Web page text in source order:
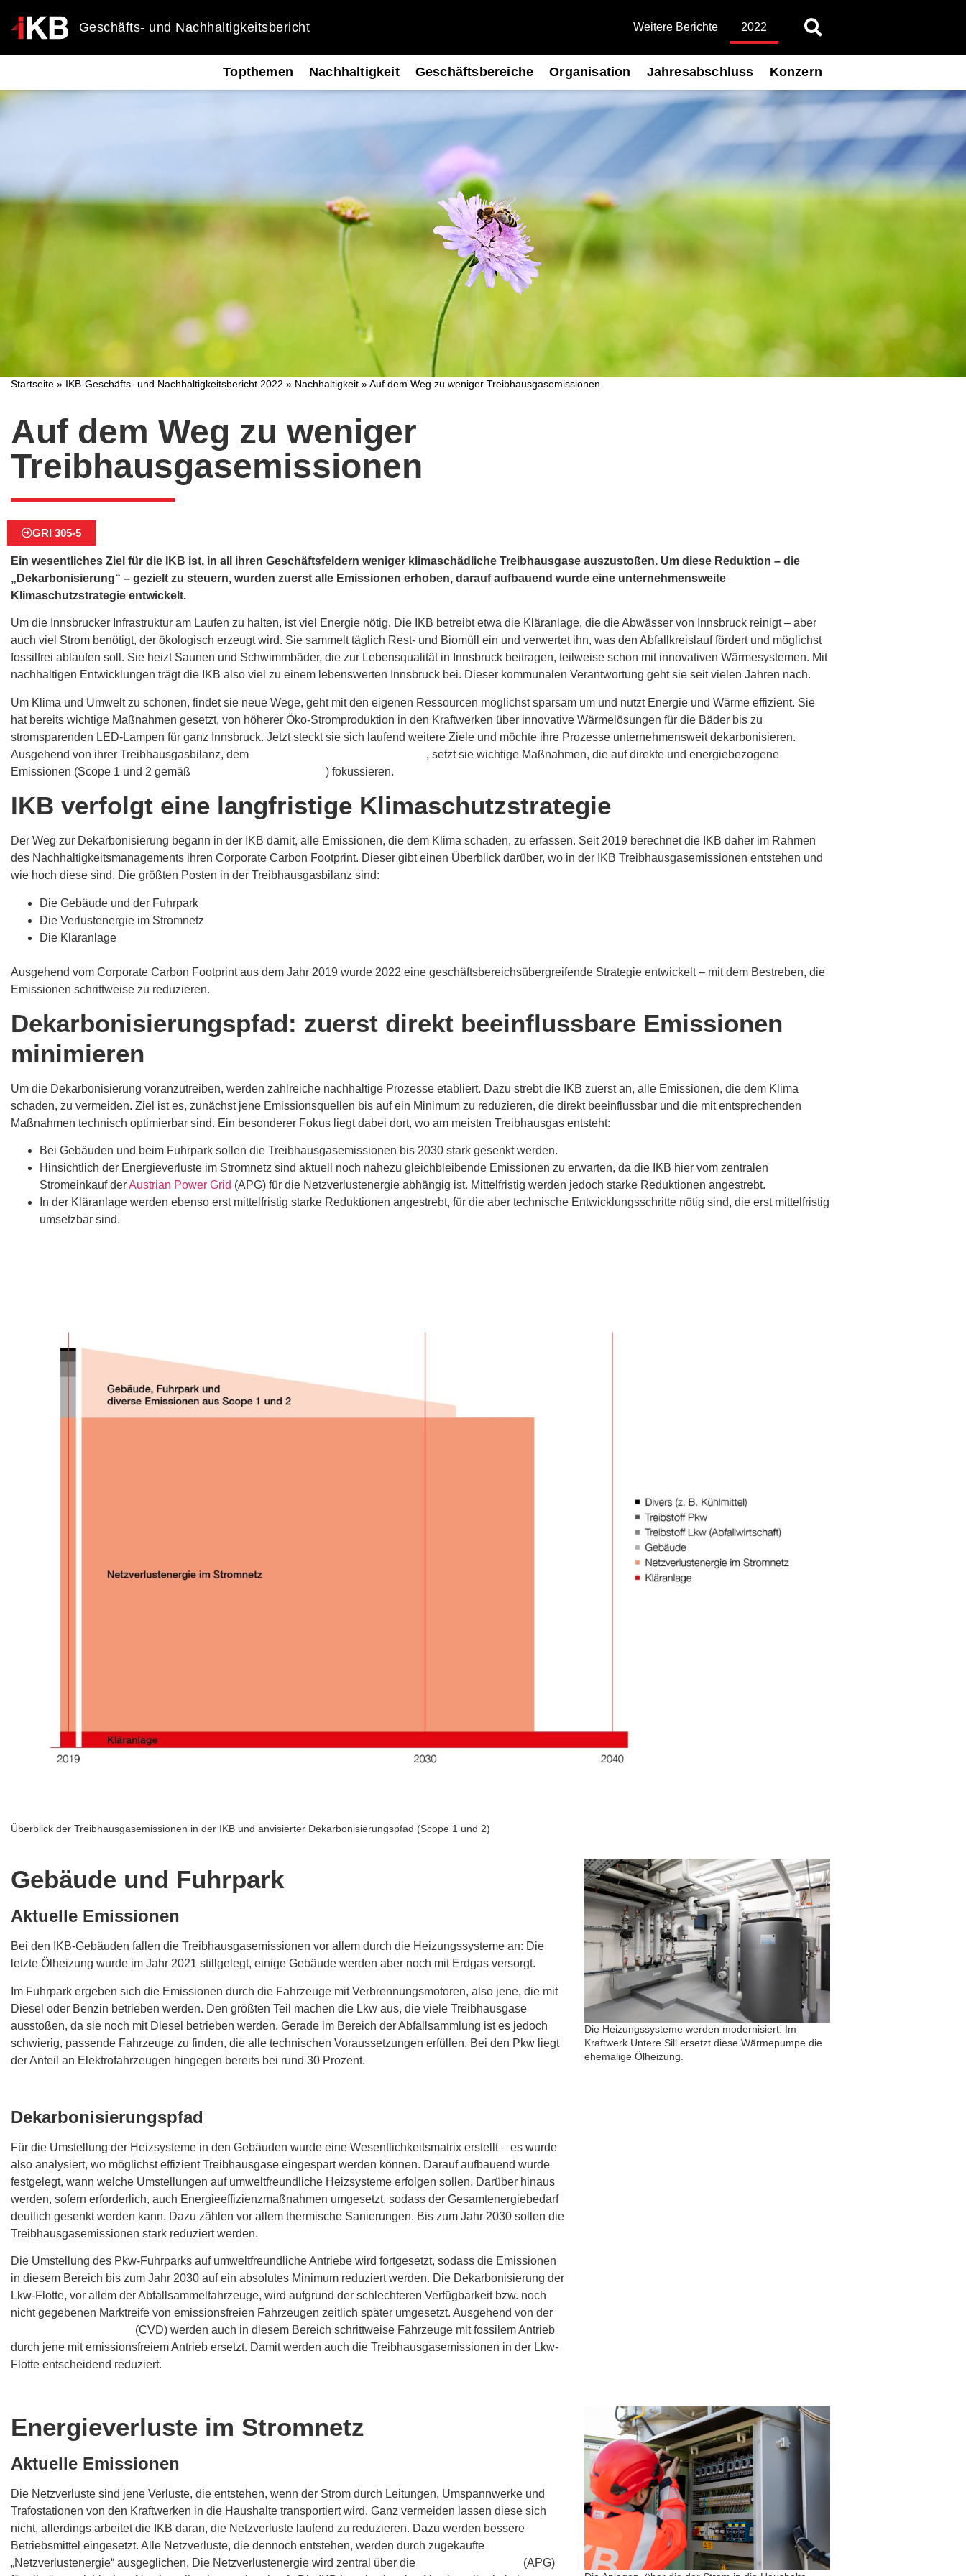
Geschäfts- und Nachhaltigkeitsbericht Weitere Berichte 2022
Topthemen Nachhaltigkeit Geschäftsbereiche Organisation Jahresabschluss Konzern
Startseite » IKB-Geschäfts- und Nachhaltigkeitsbericht 2022 » Nachhaltigkeit » Auf dem Weg zu weniger Treibhausgasemissionen
Auf dem Weg zu weniger
Treibhausgasemissionen
GRI 305-5
Ein wesentliches Ziel für die IKB ist, in all ihren Geschäftsfeldern weniger klimaschädliche Treibhausgase auszustoßen. Um diese Reduktion – die
„Dekarbonisierung“ – gezielt zu steuern, wurden zuerst alle Emissionen erhoben, darauf aufbauend wurde eine unternehmensweite
Klimaschutzstrategie entwickelt.
Um die Innsbrucker Infrastruktur am Laufen zu halten, ist viel Energie nötig. Die IKB betreibt etwa die Kläranlage, die die Abwässer von Innsbruck reinigt – aber
auch viel Strom benötigt, der ökologisch erzeugt wird. Sie sammelt täglich Rest- und Biomüll ein und verwertet ihn, was den Abfallkreislauf fördert und möglichst
fossilfrei ablaufen soll. Sie heizt Saunen und Schwimmbäder, die zur Lebensqualität in Innsbruck beitragen, teilweise schon mit innovativen Wärmesystemen. Mit
nachhaltigen Entwicklungen trägt die IKB also viel zu einem lebenswerten Innsbruck bei. Dieser kommunalen Verantwortung geht sie seit vielen Jahren nach.
Um Klima und Umwelt zu schonen, findet sie neue Wege, geht mit den eigenen Ressourcen möglichst sparsam um und nutzt Energie und Wärme effizient. Sie
hat bereits wichtige Maßnahmen gesetzt, von höherer Öko-Stromproduktion in den Kraftwerken über innovative Wärmelösungen für die Bäder bis zu
stromsparenden LED-Lampen für ganz Innsbruck. Jetzt steckt sie sich laufend weitere Ziele und möchte ihre Prozesse unternehmensweit dekarbonisieren.
Ausgehend von ihrer Treibhausgasbilanz, dem
, setzt sie wichtige Maßnahmen, die auf direkte und energiebezogene
Emissionen (Scope 1 und 2 gemäß
) fokussieren.
IKB verfolgt eine langfristige Klimaschutzstrategie
Der Weg zur Dekarbonisierung begann in der IKB damit, alle Emissionen, die dem Klima schaden, zu erfassen. Seit 2019 berechnet die IKB daher im Rahmen
des Nachhaltigkeitsmanagements ihren Corporate Carbon Footprint. Dieser gibt einen Überblick darüber, wo in der IKB Treibhausgasemissionen entstehen und
wie hoch diese sind. Die größten Posten in der Treibhausgasbilanz sind:
Die Gebäude und der Fuhrpark
Die Verlustenergie im Stromnetz
Die Kläranlage
Ausgehend vom Corporate Carbon Footprint aus dem Jahr 2019 wurde 2022 eine geschäftsbereichsübergreifende Strategie entwickelt – mit dem Bestreben, die
Emissionen schrittweise zu reduzieren.
Dekarbonisierungspfad: zuerst direkt beeinflussbare Emissionen
minimieren
Um die Dekarbonisierung voranzutreiben, werden zahlreiche nachhaltige Prozesse etabliert. Dazu strebt die IKB zuerst an, alle Emissionen, die dem Klima
schaden, zu vermeiden. Ziel ist es, zunächst jene Emissionsquellen bis auf ein Minimum zu reduzieren, die direkt beeinflussbar und die mit entsprechenden
Maßnahmen technisch optimierbar sind. Ein besonderer Fokus liegt dabei dort, wo am meisten Treibhausgas entsteht:
Bei Gebäuden und beim Fuhrpark sollen die Treibhausgasemissionen bis 2030 stark gesenkt werden.
Hinsichtlich der Energieverluste im Stromnetz sind aktuell noch nahezu gleichbleibende Emissionen zu erwarten, da die IKB hier vom zentralen
Stromeinkauf derAustrian Power Grid (APG) für die Netzverlustenergie abhängig ist. Mittelfristig werden jedoch starke Reduktionen angestrebt.
In der Kläranlage werden ebenso erst mittelfristig starke Reduktionen angestrebt, für die aber technische Entwicklungsschritte nötig sind, die erst mittelfristig
umsetzbar sind.
Überblick der Treibhausgasemissionen in der IKB und anvisierter Dekarbonisierungspfad (Scope 1 und 2)
Gebäude und Fuhrpark
Aktuelle Emissionen
Bei den IKB-Gebäuden fallen die Treibhausgasemissionen vor allem durch die Heizungssysteme an: Die
letzte Ölheizung wurde im Jahr 2021 stillgelegt, einige Gebäude werden aber noch mit Erdgas versorgt.
Im Fuhrpark ergeben sich die Emissionen durch die Fahrzeuge mit Verbrennungsmotoren, also jene, die mit
Diesel oder Benzin betrieben werden. Den größten Teil machen die Lkw aus, die viele Treibhausgase
ausstoßen, da sie noch mit Diesel betrieben werden. Gerade im Bereich der Abfallsammlung ist es jedoch
schwierig, passende Fahrzeuge zu finden, die alle technischen Voraussetzungen erfüllen. Bei den Pkw liegt
der Anteil an Elektrofahrzeugen hingegen bereits bei rund 30 Prozent.
Dekarbonisierungspfad
Für die Umstellung der Heizsysteme in den Gebäuden wurde eine Wesentlichkeitsmatrix erstellt – es wurde
also analysiert, wo möglichst effizient Treibhausgase eingespart werden können. Darauf aufbauend wurde
festgelegt, wann welche Umstellungen auf umweltfreundliche Heizsysteme erfolgen sollen. Darüber hinaus
werden, sofern erforderlich, auch Energieeffizienzmaßnahmen umgesetzt, sodass der Gesamtenergiebedarf
deutlich gesenkt werden kann. Dazu zählen vor allem thermische Sanierungen. Bis zum Jahr 2030 sollen die
Treibhausgasemissionen stark reduziert werden.
Die Umstellung des Pkw-Fuhrparks auf umweltfreundliche Antriebe wird fortgesetzt, sodass die Emissionen
in diesem Bereich bis zum Jahr 2030 auf ein absolutes Minimum reduziert werden. Die Dekarbonisierung der
Lkw-Flotte, vor allem der Abfallsammelfahrzeuge, wird aufgrund der schlechteren Verfügbarkeit bzw. noch
nicht gegebenen Marktreife von emissionsfreien Fahrzeugen zeitlich später umgesetzt. Ausgehend von der
(CVD) werden auch in diesem Bereich schrittweise Fahrzeuge mit fossilem Antrieb
durch jene mit emissionsfreiem Antrieb ersetzt. Damit werden auch die Treibhausgasemissionen in der Lkw-
Flotte entscheidend reduziert.
Die Heizungssysteme werden modernisiert. Im
Kraftwerk Untere Sill ersetzt diese Wärmepumpe die
ehemalige Ölheizung.
Energieverluste im Stromnetz
Aktuelle Emissionen
Die Netzverluste sind jene Verluste, die entstehen, wenn der Strom durch Leitungen, Umspannwerke und
Trafostationen von den Kraftwerken in die Haushalte transportiert wird. Ganz vermeiden lassen diese sich
nicht, allerdings arbeitet die IKB daran, die Netzverluste laufend zu reduzieren. Dazu werden bessere
Betriebsmittel eingesetzt. Alle Netzverluste, die dennoch entstehen, werden durch zugekaufte
„Netzverlustenergie“ ausgeglichen. Die Netzverlustenergie wird zentral über die
(APG)